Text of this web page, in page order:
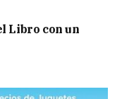
Libro con un